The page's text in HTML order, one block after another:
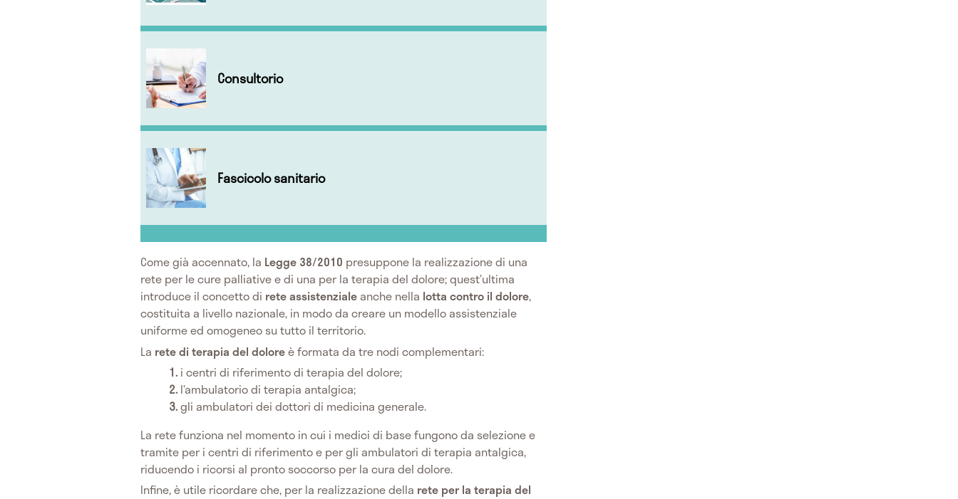
Consultorio
Fascicolo sanitario
Come già accennato, la Legge 38/2010 presuppone la realizzazione di una
rete per le cure palliative e di una per la terapia del dolore; quest’ultima
introduce il concetto di rete assistenziale anche nella lotta contro il dolore,
costituita a livello nazionale, in modo da creare un modello assistenziale
uniforme ed omogeneo su tutto il territorio.
La rete di terapia del doloreè formata da tre nodi complementari:
i centri di riferimento di terapia del dolore;
l’ambulatorio di terapia antalgica;
gli ambulatori dei dottori di medicina generale.
La rete funziona nel momento in cui i medici di base fungono da selezione e
tramite per i centri di riferimento e per gli ambulatori di terapia antalgica,
riducendo i ricorsi al pronto soccorso per la cura del dolore.
Infine, è utile ricordare che, per la realizzazione della rete per la terapia del